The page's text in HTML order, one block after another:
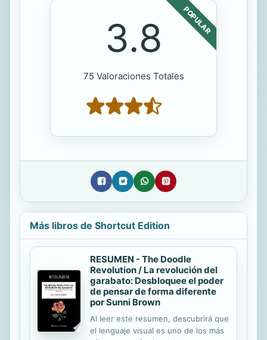
POPULAR
3.8
75 Valoraciones Totales
Más libros de Shortcut Edition
RESUMEN - The Doodle
Revolution / La revolución del
garabato: Desbloquee el poder
de pensar de forma diferente
por Sunni Brown
Al leer este resumen, descubrirá que
el lenguaje visual es uno de los más